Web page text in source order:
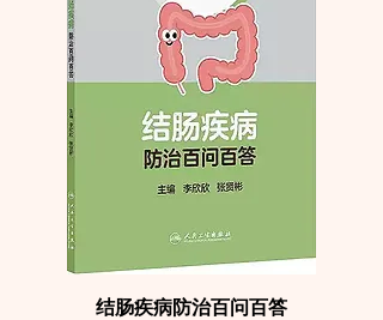
结肠疾病防治百问百答